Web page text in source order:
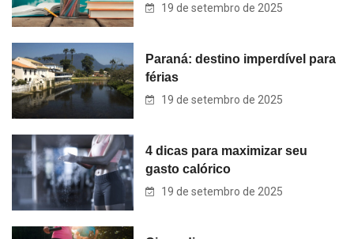
19 de setembro de 2025
Paraná: destino imperdível para
férias
19 de setembro de 2025
4 dicas para maximizar seu
gasto calórico
19 de setembro de 2025